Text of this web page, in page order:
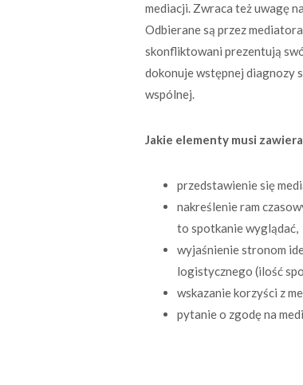
mediacji. Zwraca też uwagę
Odbierane są przez
skonfliktowani prezentują
dokonuje wstępnej diagnozy
wspólnej.
Jakie elementy musi
przedstawienie się
nakreślenie ram
to spotkanie wyglądać,
wyjaśnienie stronom
logistycznego (ilość
wskazanie korzyści z
pytanie o zgodę na